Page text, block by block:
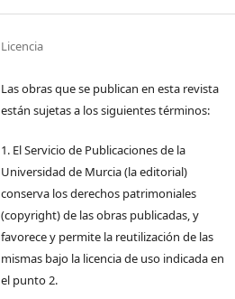
Licencia
Las obras que se publican en esta revista
están sujetas a los siguientes términos:
1. El Servicio de Publicaciones de la
Universidad de Murcia (la editorial)
conserva los derechos patrimoniales
(copyright) de las obras publicadas, y
favorece y permite la reutilización de las
mismas bajo la licencia de uso indicada en
el punto 2.